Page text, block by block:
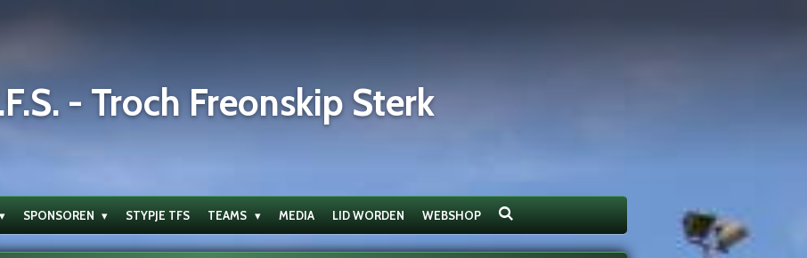
- Troch Freonskip Sterk
SPONSOREN STYPJE TFS TEAMS MEDIA LID WORDEN WEBSHOP